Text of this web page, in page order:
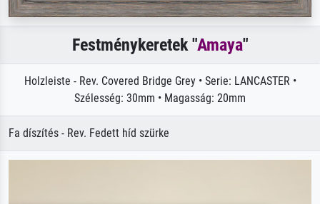
Festménykeretek "Amaya"
Holzleiste - Rev. Covered Bridge Grey • Serie: LANCASTER •
Szélesség: 30mm • Magasság: 20mm
Fa díszítés - Rev. Fedett híd szürke